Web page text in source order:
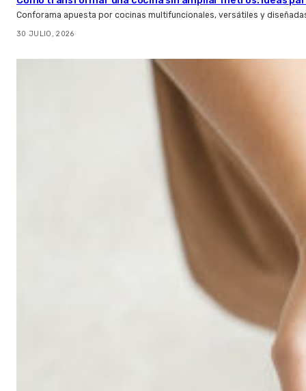
Conforama apuesta por cocinas multifuncionales, versátiles y
30 JULIO, 2026